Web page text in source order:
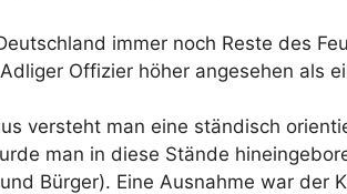
immer noch Reste des
Offizier höher angesehen als
versteht man eine ständisch
man in diese Stände
Bürger). Eine Ausnahme war der